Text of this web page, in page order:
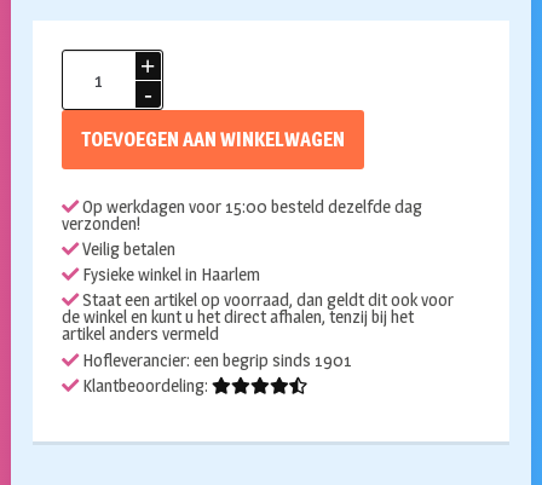
Geslaagd
aantal
TOEVOEGEN AAN WINKELWAGEN
Op werkdagen voor 15:00 besteld dezelfde dag
verzonden!
Veilig betalen
Fysieke winkel in Haarlem
Staat een artikel op voorraad, dan geldt dit ook voor
de winkel en kunt u het direct afhalen, tenzij bij het
artikel anders vermeld
Hofleverancier: een begrip sinds 1901
Klantbeoordeling: